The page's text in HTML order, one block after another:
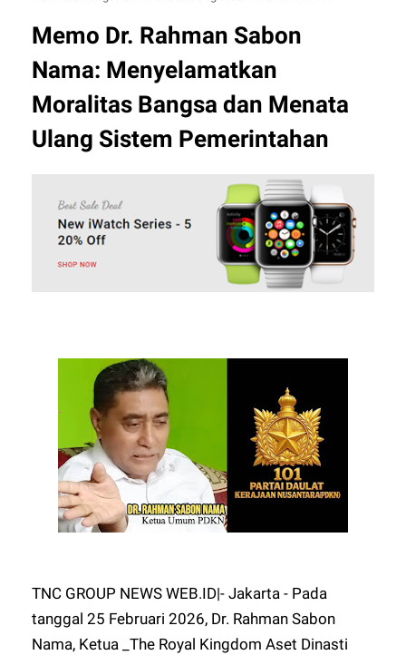
Memo Dr. Rahman Sabon
Nama: Menyelamatkan
Moralitas Bangsa dan Menata
Ulang Sistem Pemerintahan
TNC GROUP NEWS WEB.ID|- Jakarta - Pada
tanggal 25 Februari 2026, Dr. Rahman Sabon
Nama, Ketua _The Royal Kingdom Aset Dinasti